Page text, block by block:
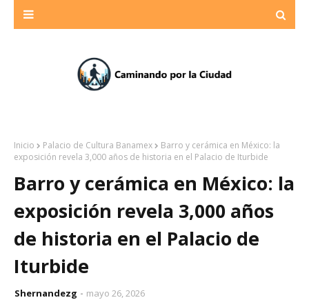
Inicio Palacio de Cultura Banamex
Barro y cerámica en México: la
exposición revela 3,000 años de historia en el Palacio de Iturbide
Barro y cerámica en México: la
exposición revela 3,000 años
de historia en el Palacio de
Iturbide
Shernandezg mayo 26, 2026